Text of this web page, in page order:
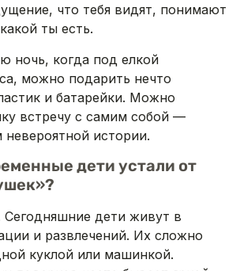
что тебя видят, понимают
ты есть.
ночь, когда под елкой
можно подарить нечто
и батарейки. Можно
встречу с самим собой —
невероятной истории.
дети устали от
Сегодняшние дети живут в
и развлечений. Их сложно
куклой или машинкой.